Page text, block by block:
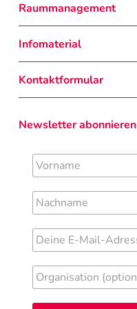
Raummanagement
Infomaterial
Kontaktformular
Newsletter abonnieren